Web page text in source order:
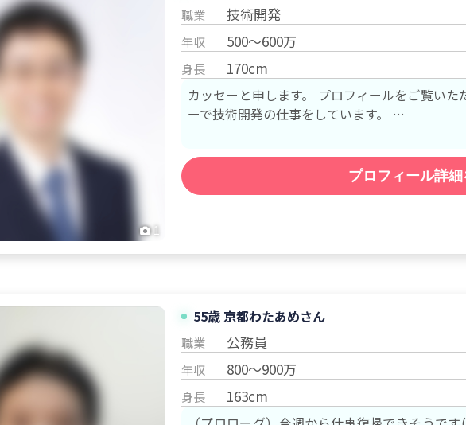
1
職業 技術開発
年収 500～600万
身長 170cm
カッセーと申します。 プロフィールをご覧いただ
ーで技術開発の仕事をしています。 …
プロフィール詳
55歳 京都わたあめさん
職業 公務員
年収 800～900万
身長 163cm